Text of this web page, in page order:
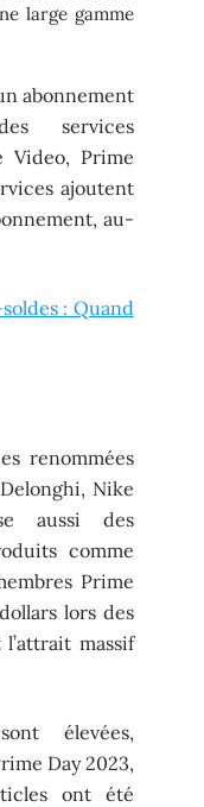
large gamme
abonnement
services
Video, Prime
ajoutent
au-
: Quand
renommées
Nike
aussi des
comme
Prime
lors des
massif
élevées,
Day 2023,
ont été